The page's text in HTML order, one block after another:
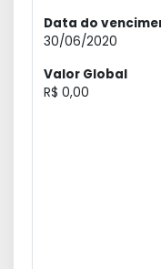
Data do
30/06/2020
Valor Global
R$ 0,00